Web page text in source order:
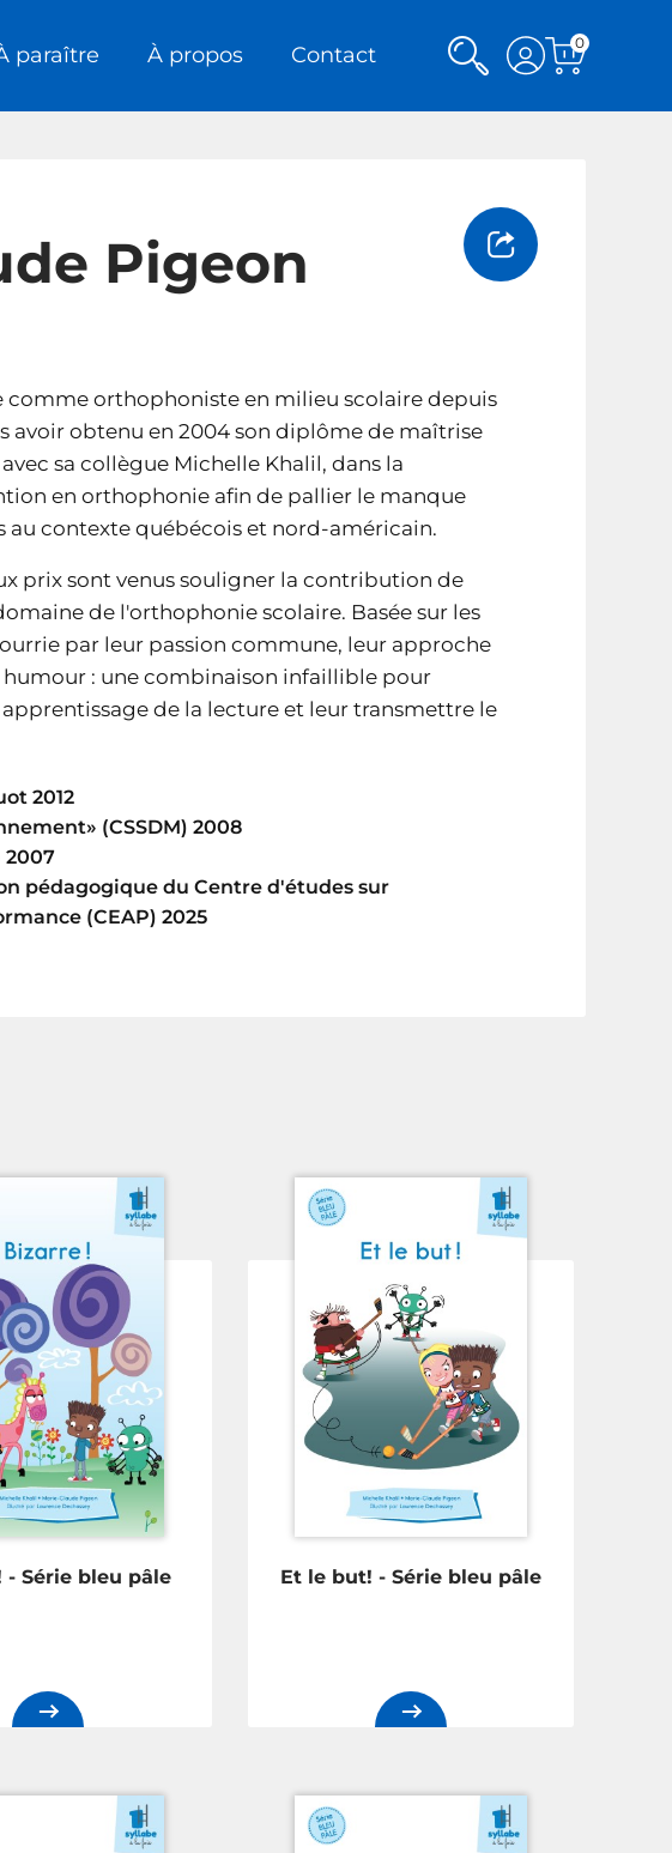
paraître À propos Contact Rechercher
Voir
mon
compte
Voir
0
Partager
Pigeon
comme orthophoniste en milieu scolaire depuis
avoir obtenu en 2004 son diplôme de maîtrise
sa collègue Michelle Khalil, dans la
en orthophonie afin de pallier le manque
au contexte québécois et nord-américain.
prix sont venus souligner la contribution de
de l'orthophonie scolaire. Basée sur les
par leur passion commune, leur approche
: une combinaison infaillible pour
de la lecture et leur transmettre le
2012
(CSSDM) 2008
2007
pédagogique du Centre d'études sur
(CEAP) 2025
- Série bleu pâle Et le but! - Série bleu pâle